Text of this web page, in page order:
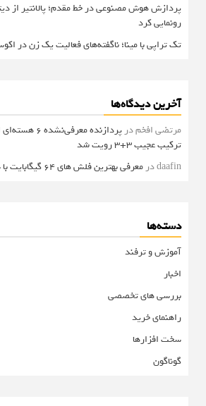
پردازش هوش مصنوعی در خط مقدم؛ پالانتیر از
رونمایی کرد
تک تراپی با مینا؛ ناگفته‌های فعالیت یک زن در
آخرین دیدگاه‌ها
مرتضی افخمدر
پردازنده
ترکیب عجیب 3+3 رویت شد
daafinدر معرفی بهترین فلش های 64 گیگابایت با سرعت بالا
دسته‌ها
آموزش و ترفند
اخبار
بررسی های تخصصی
راهنمای خرید
سخت افزارها
گوناگون